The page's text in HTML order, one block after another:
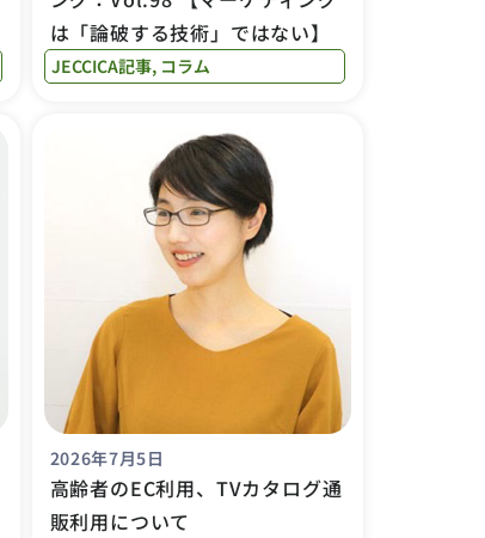
は「論破する技術」ではない】
JECCICA記事, コラム
2026年7月5日
高齢者のEC利用、TVカタログ通
販利用について